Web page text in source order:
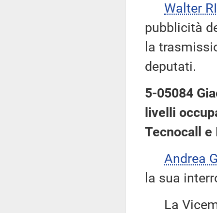
Walter
pubblicità
la
deputati.
5-05084
livelli
Tecnocall e
Andrea
la sua
La